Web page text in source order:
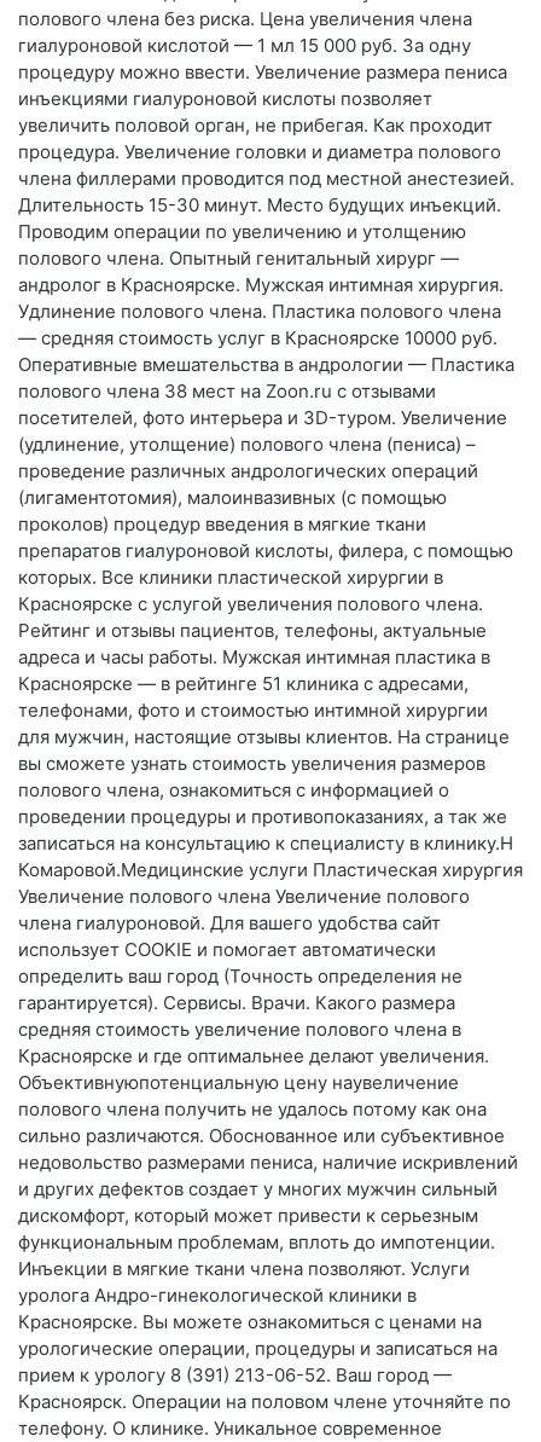
полового члена без риска. Цена увеличения члена
гиалуроновой кислотой — 1 мл 15 000 руб. За одну
процедуру можно ввести. Увеличение размера пениса
инъекциями гиалуроновой кислоты позволяет
увеличить половой орган, не прибегая. Как проходит
процедура. Увеличение головки и диаметра полового
члена филлерами проводится под местной анестезией.
Длительность 15-30 минут. Место будущих инъекций.
Проводим операции по увеличению и утолщению
полового члена. Опытный генитальный хирург —
андролог в Красноярске. Мужская интимная хирургия.
Удлинение полового члена. Пластика полового члена
— средняя стоимость услуг в Красноярске 10000 руб.
Оперативные вмешательства в андрологии — Пластика
полового члена 38 мест на Zoon.ru с отзывами
посетителей, фото интерьера и 3D-туром. Увеличение
(удлинение, утолщение) полового члена (пениса) –
проведение различных андрологических операций
(лигаментотомия), малоинвазивных (с помощью
проколов) процедур введения в мягкие ткани
препаратов гиалуроновой кислоты, филера, с помощью
которых. Все клиники пластической хирургии в
Красноярске с услугой увеличения полового члена.
Рейтинг и отзывы пациентов, телефоны, актуальные
адреса и часы работы. Мужская интимная пластика в
Красноярске — в рейтинге 51 клиника с адресами,
телефонами, фото и стоимостью интимной хирургии
для мужчин, настоящие отзывы клиентов. На странице
вы сможете узнать стоимость увеличения размеров
полового члена, ознакомиться с информацией о
проведении процедуры и противопоказаниях, а так же
записаться на консультацию к специалисту в клинику.Н
Комаровой.Медицинские услуги Пластическая хирургия
Увеличение полового члена Увеличение полового
члена гиалуроновой. Для вашего удобства сайт
использует COOKIE и помогает автоматически
определить ваш город (Точность определения не
гарантируется). Сервисы. Врачи. Какого размера
средняя стоимость увеличение полового члена в
Красноярске и где оптимальнее делают увеличения.
Объективнуюпотенциальную цену наувеличение
полового члена получить не удалось потому как она
сильно различаются. Обоснованное или субъективное
недовольство размерами пениса, наличие искривлений
и других дефектов создает у многих мужчин сильный
дискомфорт, который может привести к серьезным
функциональным проблемам, вплоть до импотенции.
Инъекции в мягкие ткани члена позволяют. Услуги
уролога Андро-гинекологической клиники в
Красноярске. Вы можете ознакомиться с ценами на
урологические операции, процедуры и записаться на
прием к урологу 8 (391) 213-06-52. Ваш город —
Красноярск. Операции на половом члене уточняйте по
телефону. О клинике. Уникальное современное